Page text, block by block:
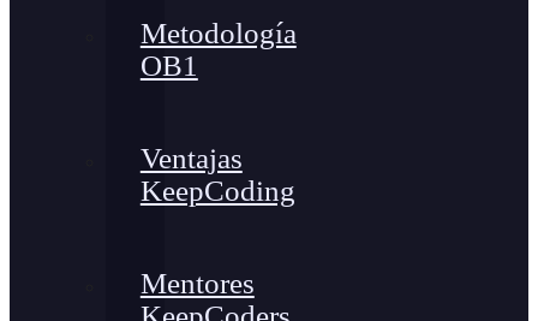
Metodología
OB1
Ventajas
KeepCoding
Mentores